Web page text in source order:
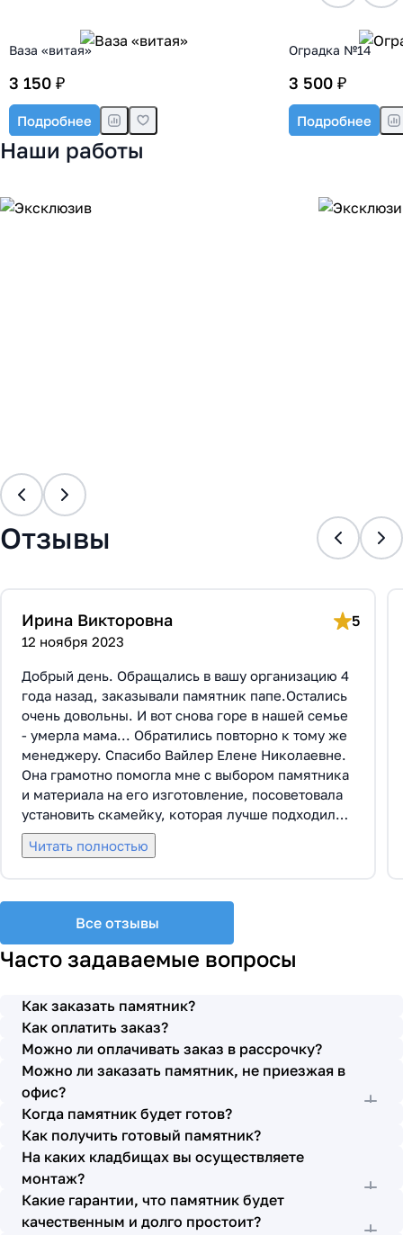
Ваза «витая»
3 150 ₽
Подробнее
Оградка №14
3 500 ₽
Подробнее
Наши работы
Отзывы
Ирина Викторовна 5
12 ноября 2023
Добрый день. Обращались в вашу организацию 4
года назад, заказывали памятник папе.Остались
очень довольны. И вот снова горе в нашей семье
- умерла мама... Обратились повторно к тому же
менеджеру. Спасибо Вайлер Елене Николаевне.
Она грамотно помогла мне с выбором памятника
и материала на его изготовление, посоветовала
установить скамейку, которая лучше подходила
по общему дизайну. Вышли на улицу, посмотрели
представленные варианты, я определилась с
все этапы которого были выполнены вовремя и
без нареканий с нашей стороны, все наши
просьбы учтены. В первое наше обращение мы
бригада Головачёва Владимира. Поэтому и в этот
раз я поросила, если можно, то назначить эту же
бригаду. Мне пошли на встречу, спасибо. Ребята
работают спокойно, но в тоже время, соблюдая
всю технологию, работаю слаженно и
качественно. Я присутствовала при монтаже,
ребят это нисколько не смутило. Они, как и
Елена Николаевна, ответили на все мои вопросы,
которые возникли в процессе. Спасибо.
Выражаю благодарность от имени всей нашей
семьи за выполнение заказа в срок и
качественно. К руководству просьба по-
Читать полностью
Все отзывы
Часто задаваемые вопросы
Как заказать памятник?
Как оплатить заказ?
Можно ли оплачивать заказ в рассрочку?
Можно ли заказать памятник, не приезжая в
офис?
Когда памятник будет готов?
Как получить готовый памятник?
На каких кладбищах вы осуществляете
монтаж?
Какие гарантии, что памятник будет
качественным и долго простоит?